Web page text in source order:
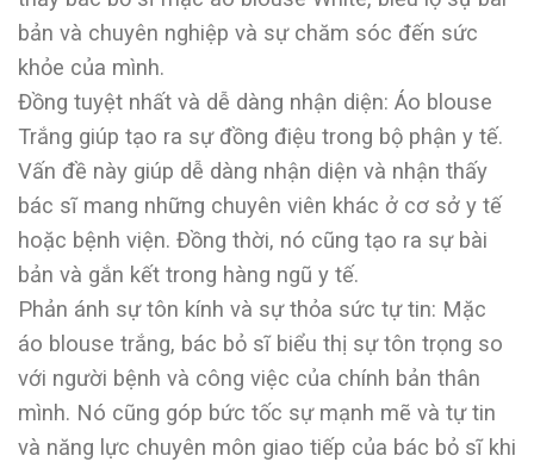
bản và chuyên nghiệp và sự chăm sóc đến sức
khỏe của mình.
Đồng tuyệt nhất và dễ dàng nhận diện: Áo blouse
Trắng giúp tạo ra sự đồng điệu trong bộ phận y tế.
Vấn đề này giúp dễ dàng nhận diện và nhận thấy
bác sĩ mang những chuyên viên khác ở cơ sở y tế
hoặc bệnh viện. Đồng thời, nó cũng tạo ra sự bài
bản và gắn kết trong hàng ngũ y tế.
Phản ánh sự tôn kính và sự thỏa sức tự tin: Mặc
áo blouse trắng, bác bỏ sĩ biểu thị sự tôn trọng so
với người bệnh và công việc của chính bản thân
mình. Nó cũng góp bức tốc sự mạnh mẽ và tự tin
và năng lực chuyên môn giao tiếp của bác bỏ sĩ khi